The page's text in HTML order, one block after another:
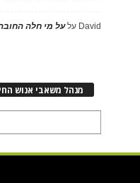
David עלעל מי חלה
מנהל משאבי אנוש